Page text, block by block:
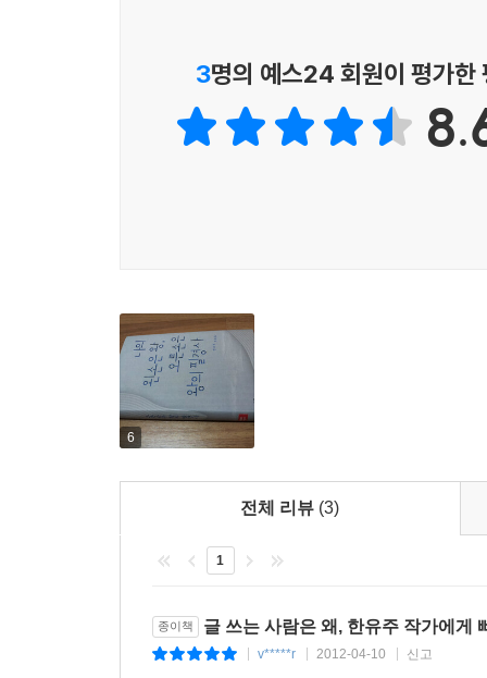
쓰다라는 ‘실패’를 경험하는 일
이 책의 해설을 쓴 문학평론가 강동호는 한유주
읽어본 적이 없는 문장들을 베끼고 또 베낀다. 쓰
(/ '농담' 중에서)
언어의 불가능성. 기표는 도저히 기의에 가 닿을
것이다”라고 말하자 필경사는 “그러면 당신은
필경사인 것이다. 시간이 소멸되지 않는 한 그는
“언어는 진화하지 않고 문학은 진보하지 않아.
베끼는 것만이 가능하지”
쓸 수도 없고 쓰지 않을 수도 없다.
완전한 침묵도 온전한 현재도 없는 세계 속에서
3명의 예스24 회원이 평가한
6
전체 리뷰 (3)
1
종이책 글 쓰는 사람은 왜, 한유주 작가에게
v*****r 2012-04-10 신고